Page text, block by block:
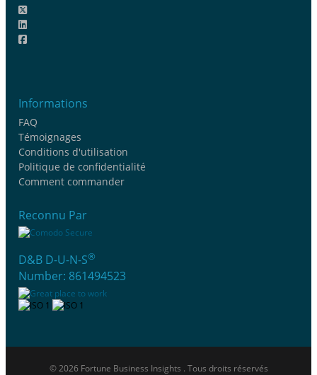
Informations
FAQ
Témoignages
Conditions d'utilisation
Politique de confidentialité
Comment commander
Reconnu Par
D&B D-U-N-S®
Number: 861494523
© 2026 Fortune Business Insights . Tous droits réservés